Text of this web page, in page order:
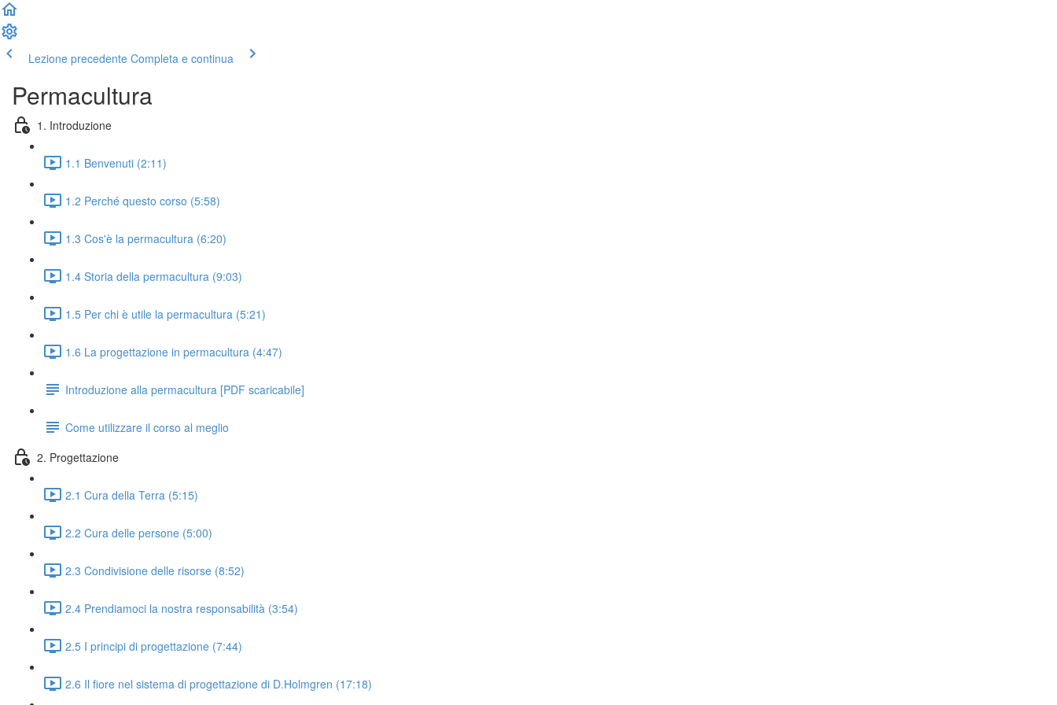
Lezione precedente Completa e continua
Permacultura
1. Introduzione
1.1 Benvenuti (2:11)
1.2 Perché questo corso (5:58)
1.3 Cos'è la permacultura (6:20)
1.4 Storia della permacultura (9:03)
1.5 Per chi è utile la permacultura (5:21)
1.6 La progettazione in permacultura (4:47)
Introduzione alla permacultura [PDF scaricabile]
Come utilizzare il corso al meglio
2. Progettazione
2.1 Cura della Terra (5:15)
2.2 Cura delle persone (5:00)
2.3 Condivisione delle risorse (8:52)
2.4 Prendiamoci la nostra responsabilità (3:54)
2.5 I principi di progettazione (7:44)
2.6 Il fiore nel sistema di progettazione di D.Holmgren (17:18)